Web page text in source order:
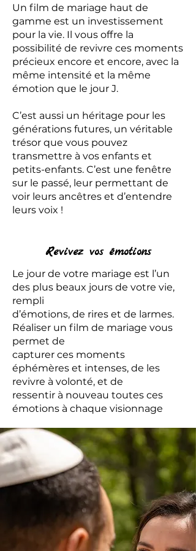
Un film de mariage haut de
gamme est un investissement
pour la vie. Il vous offre la
possibilité de revivre ces moments
précieux encore et encore, avec la
même intensité et la même
émotion que le jour J.
C’est aussi un héritage pour les
générations futures, un véritable
trésor que vous pouvez
transmettre à vos enfants et
petits-enfants. C’est une fenêtre
sur le passé, leur permettant de
voir leurs ancêtres et d’entendre
leurs voix !
Revivez vos émotions
Le jour de votre mariage est l’un
des plus beaux jours de votre vie,
rempli
d’émotions, de rires et de larmes.
Réaliser un film de mariage vous
permet de
capturer ces moments
éphémères et intenses, de les
revivre à volonté, et de
ressentir à nouveau toutes ces
émotions à chaque visionnage